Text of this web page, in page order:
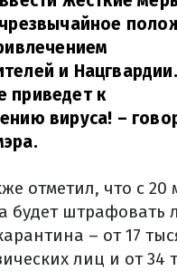
и Нацгвардии.
приведет к
вируса! –
отметил, что с 20
будет штрафовать
– от 17
лиц и от 34